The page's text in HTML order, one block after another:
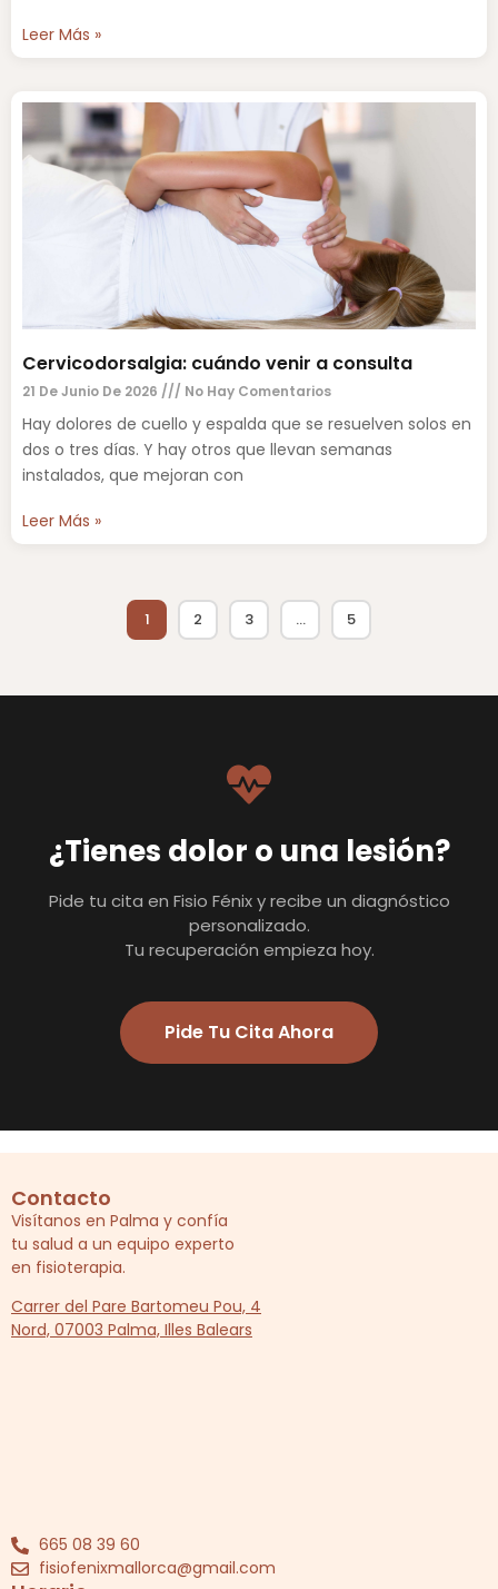
Leer Más »
Cervicodorsalgia: cuándo venir a consulta
21 De Junio De 2026 No Hay Comentarios
Hay dolores de cuello y espalda que se resuelven solos en
dos o tres días. Y hay otros que llevan semanas
instalados, que mejoran con
Leer Más »
1 2 3 … 5
¿Tienes dolor o una lesión?
Pide tu cita en Fisio Fénix y recibe un diagnóstico
personalizado.
Tu recuperación empieza hoy.
Pide Tu Cita Ahora
Contacto
Visítanos en Palma y confía
tu salud a un equipo experto
en fisioterapia.
Carrer del Pare Bartomeu Pou, 4
Nord, 07003 Palma, Illes Balears
665 08 39 60
fisiofenixmallorca@gmail.com